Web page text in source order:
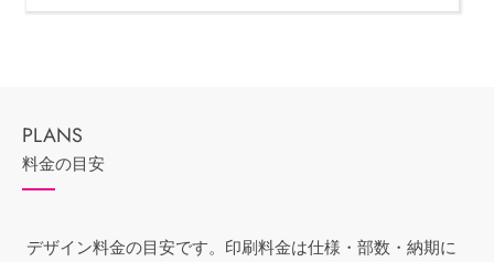
料金の目安
デザイン料金の目安です。印刷料金は仕様・部数・納期に